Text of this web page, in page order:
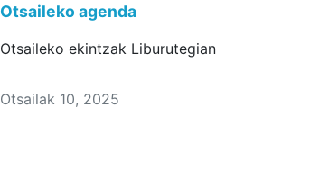
Otsaileko agenda
Otsaileko ekintzak Liburutegian
Otsailak 10, 2025